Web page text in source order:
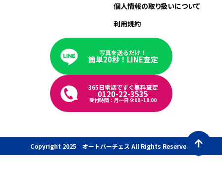
個人情報の取り扱いについて
利用規約
写真を送るだけ！
簡単20秒！LINE査定
365日電話ですぐ無料査定
0120-22-3535
受付時間：月〜日 9:00~18:00
Copyright 2025 オートパーチェス All Rights Reserved.